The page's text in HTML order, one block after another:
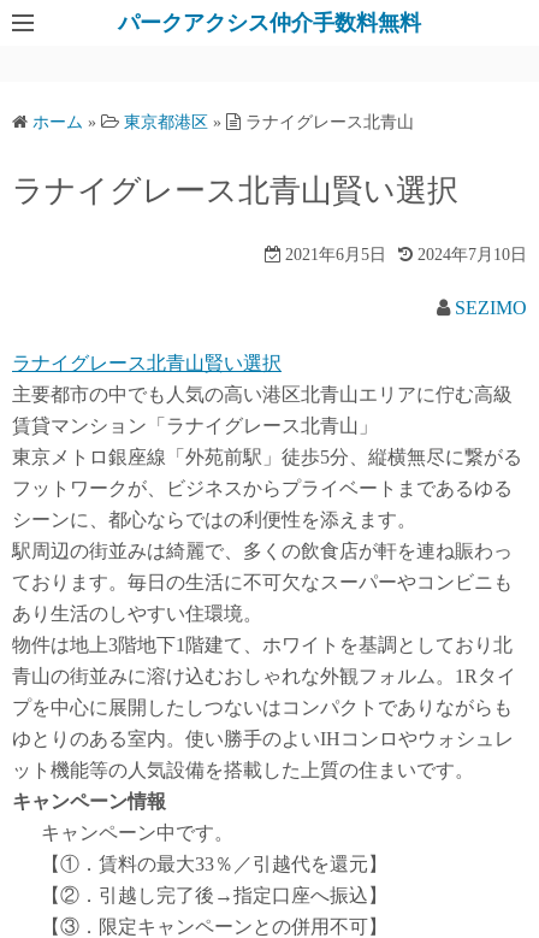
パークアクシス仲介手数料無料
ホーム » 東京都港区 » ラナイグレース北青山
ラナイグレース北青山賢い選択
2021年6月5日 2024年7月10日
SEZIMO
ラナイグレース北青山賢い選択
主要都市の中でも人気の高い港区北青山エリアに佇む高級
賃貸マンション「ラナイグレース北青山」
東京メトロ銀座線「外苑前駅」徒歩5分、縦横無尽に繋がる
フットワークが、ビジネスからプライベートまであるゆる
シーンに、都心ならではの利便性を添えます。
駅周辺の街並みは綺麗で、多くの飲食店が軒を連ね賑わっ
ております。毎日の生活に不可欠なスーパーやコンビニも
あり生活のしやすい住環境。
物件は地上3階地下1階建て、ホワイトを基調としており北
青山の街並みに溶け込むおしゃれな外観フォルム。1Rタイ
プを中心に展開したしつないはコンパクトでありながらも
ゆとりのある室内。使い勝手のよいIHコンロやウォシュレ
ット機能等の人気設備を搭載した上質の住まいです。
キャンペーン情報
キャンペーン中です。
【①．賃料の最大33％／引越代を還元】
【②．引越し完了後→指定口座へ振込】
【③．限定キャンペーンとの併用不可】